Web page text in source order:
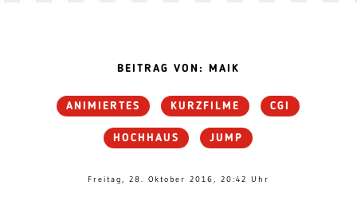
BEITRAG VON: MAIK
ANIMIERTES KURZFILME CGI
HOCHHAUS JUMP
Freitag, 28. Oktober 2016, 20:42 Uhr